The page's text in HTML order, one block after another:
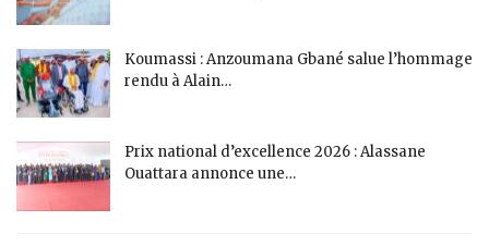
Koumassi : Anzoumana Gbané salue l’hommage
rendu à Alain…
Prix national d’excellence 2026 : Alassane
Ouattara annonce une…